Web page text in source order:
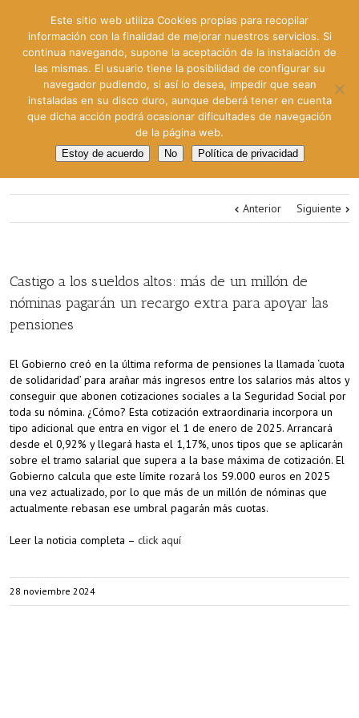
Anterior Siguiente
Castigo a los sueldos altos: más de un millón de
nóminas pagarán un recargo extra para apoyar las
pensiones
El Gobierno creó en la última reforma de pensiones la llamada ‘cuota
de solidaridad’ para arañar más ingresos entre los salarios más altos y
conseguir que abonen cotizaciones sociales a la Seguridad Social por
toda su nómina. ¿Cómo? Esta cotización extraordinaria incorpora un
tipo adicional que entra en vigor el 1 de enero de 2025. Arrancará
desde el 0,92% y llegará hasta el 1,17%, unos tipos que se aplicarán
sobre el tramo salarial que supera a la base máxima de cotización. El
Gobierno calcula que este límite rozará los 59.000 euros en 2025
una vez actualizado, por lo que más de un millón de nóminas que
actualmente rebasan ese umbral pagarán más cuotas.
Leer la noticia completa – click aquí
28 noviembre 2024
Este sitio web utiliza Cookies propias para recopilar
información con la finalidad de mejorar nuestros servicios. Si
continua navegando, supone la aceptación de la instalación de
las mismas. El usuario tiene la posibilidad de configurar su
navegador pudiendo, si así lo desea, impedir que sean
instaladas en su disco duro, aunque deberá tener en cuenta
que dicha acción podrá ocasionar dificultades de navegación
de la página web.
Estoy de acuerdo No Política de privacidad